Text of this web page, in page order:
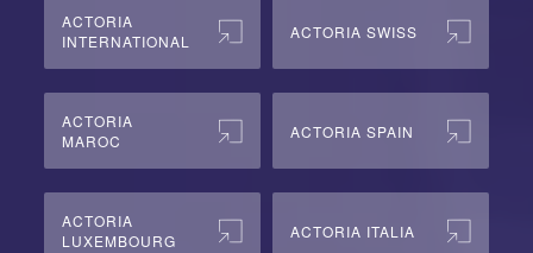
ACTORIA
INTERNATIONAL
ACTORIA SWISS
ACTORIA
MAROC
ACTORIA SPAIN
ACTORIA
LUXEMBOURG
ACTORIA ITALIA